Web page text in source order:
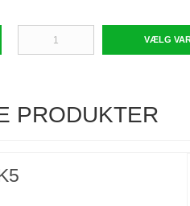
VÆLG
PRODUKTER